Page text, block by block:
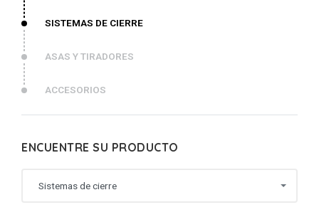
SISTEMAS DE CIERRE
ASAS Y TIRADORES
ACCESORIOS
ENCUENTRE SU PRODUCTO
Sistemas de cierre